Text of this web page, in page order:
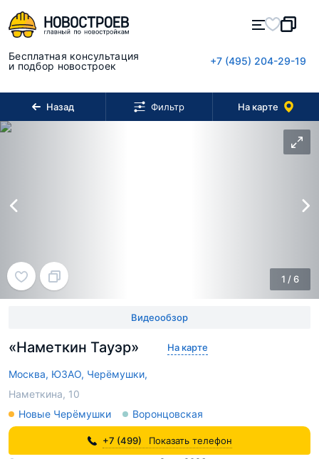
Бесплатная консультация
и подбор новостроек
+7 (495) 204-29-19
Назад Фильтр На карте
«Наметкин Тауэр» На карте
Москва, ЮЗАО, Черёмушки,
Наметкина, 10
Новые Черёмушки
Воронцовская
Видеообзор
1 /6
+7 (499) Показать телефон